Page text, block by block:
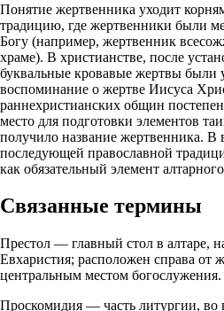
Понятие жертвенника уходит
традицию, где жертвенники были
Богу (например, жертвенник
храме). В христианстве, после
буквальные кровавые жертвы
воспоминание о жертве Иисуса
раннехристианских общин
место для подготовки элементов
получило название жертвенника. В
последующей православной
как обязательный элемент
Связанные термины
Престол — главный стол в алтаре,
Евхаристия; расположен справа от
центральным местом богослужения.
Проскомидия — часть литургии, во